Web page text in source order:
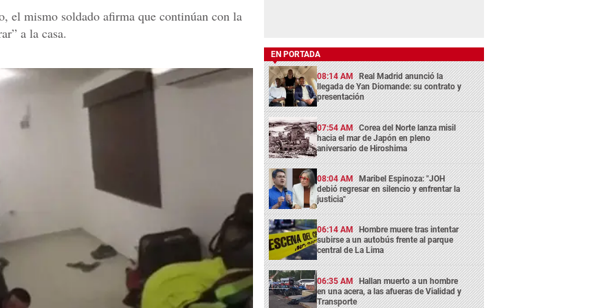
el mismo soldado afirma que continúan con la
a la casa.
EN PORTADA
08:14 AM Real Madrid anunció la
llegada de Yan Diomande: su contrato y
presentación
07:54 AM Corea del Norte lanza misil
hacia el mar de Japón en pleno
aniversario de Hiroshima
08:04 AM Maribel Espinoza: "JOH
debió regresar en silencio y enfrentar la
justicia"
06:14 AM Hombre muere tras intentar
subirse a un autobús frente al parque
central de La Lima
06:35 AM Hallan muerto a un hombre
en una acera, a las afueras de Vialidad y
Transporte